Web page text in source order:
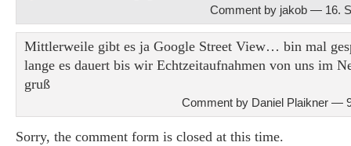
Comment by jakob — 16.
Mittlerweile gibt es ja Google Street View… bin mal
lange es dauert bis wir Echtzeitaufnahmen von uns im
gruß
Comment by Daniel Plaikner —
Sorry, the comment form is closed at this time.